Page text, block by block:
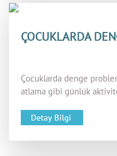
ÇOCUKLARDA
Çocuklarda denge
atlama gibi günlük